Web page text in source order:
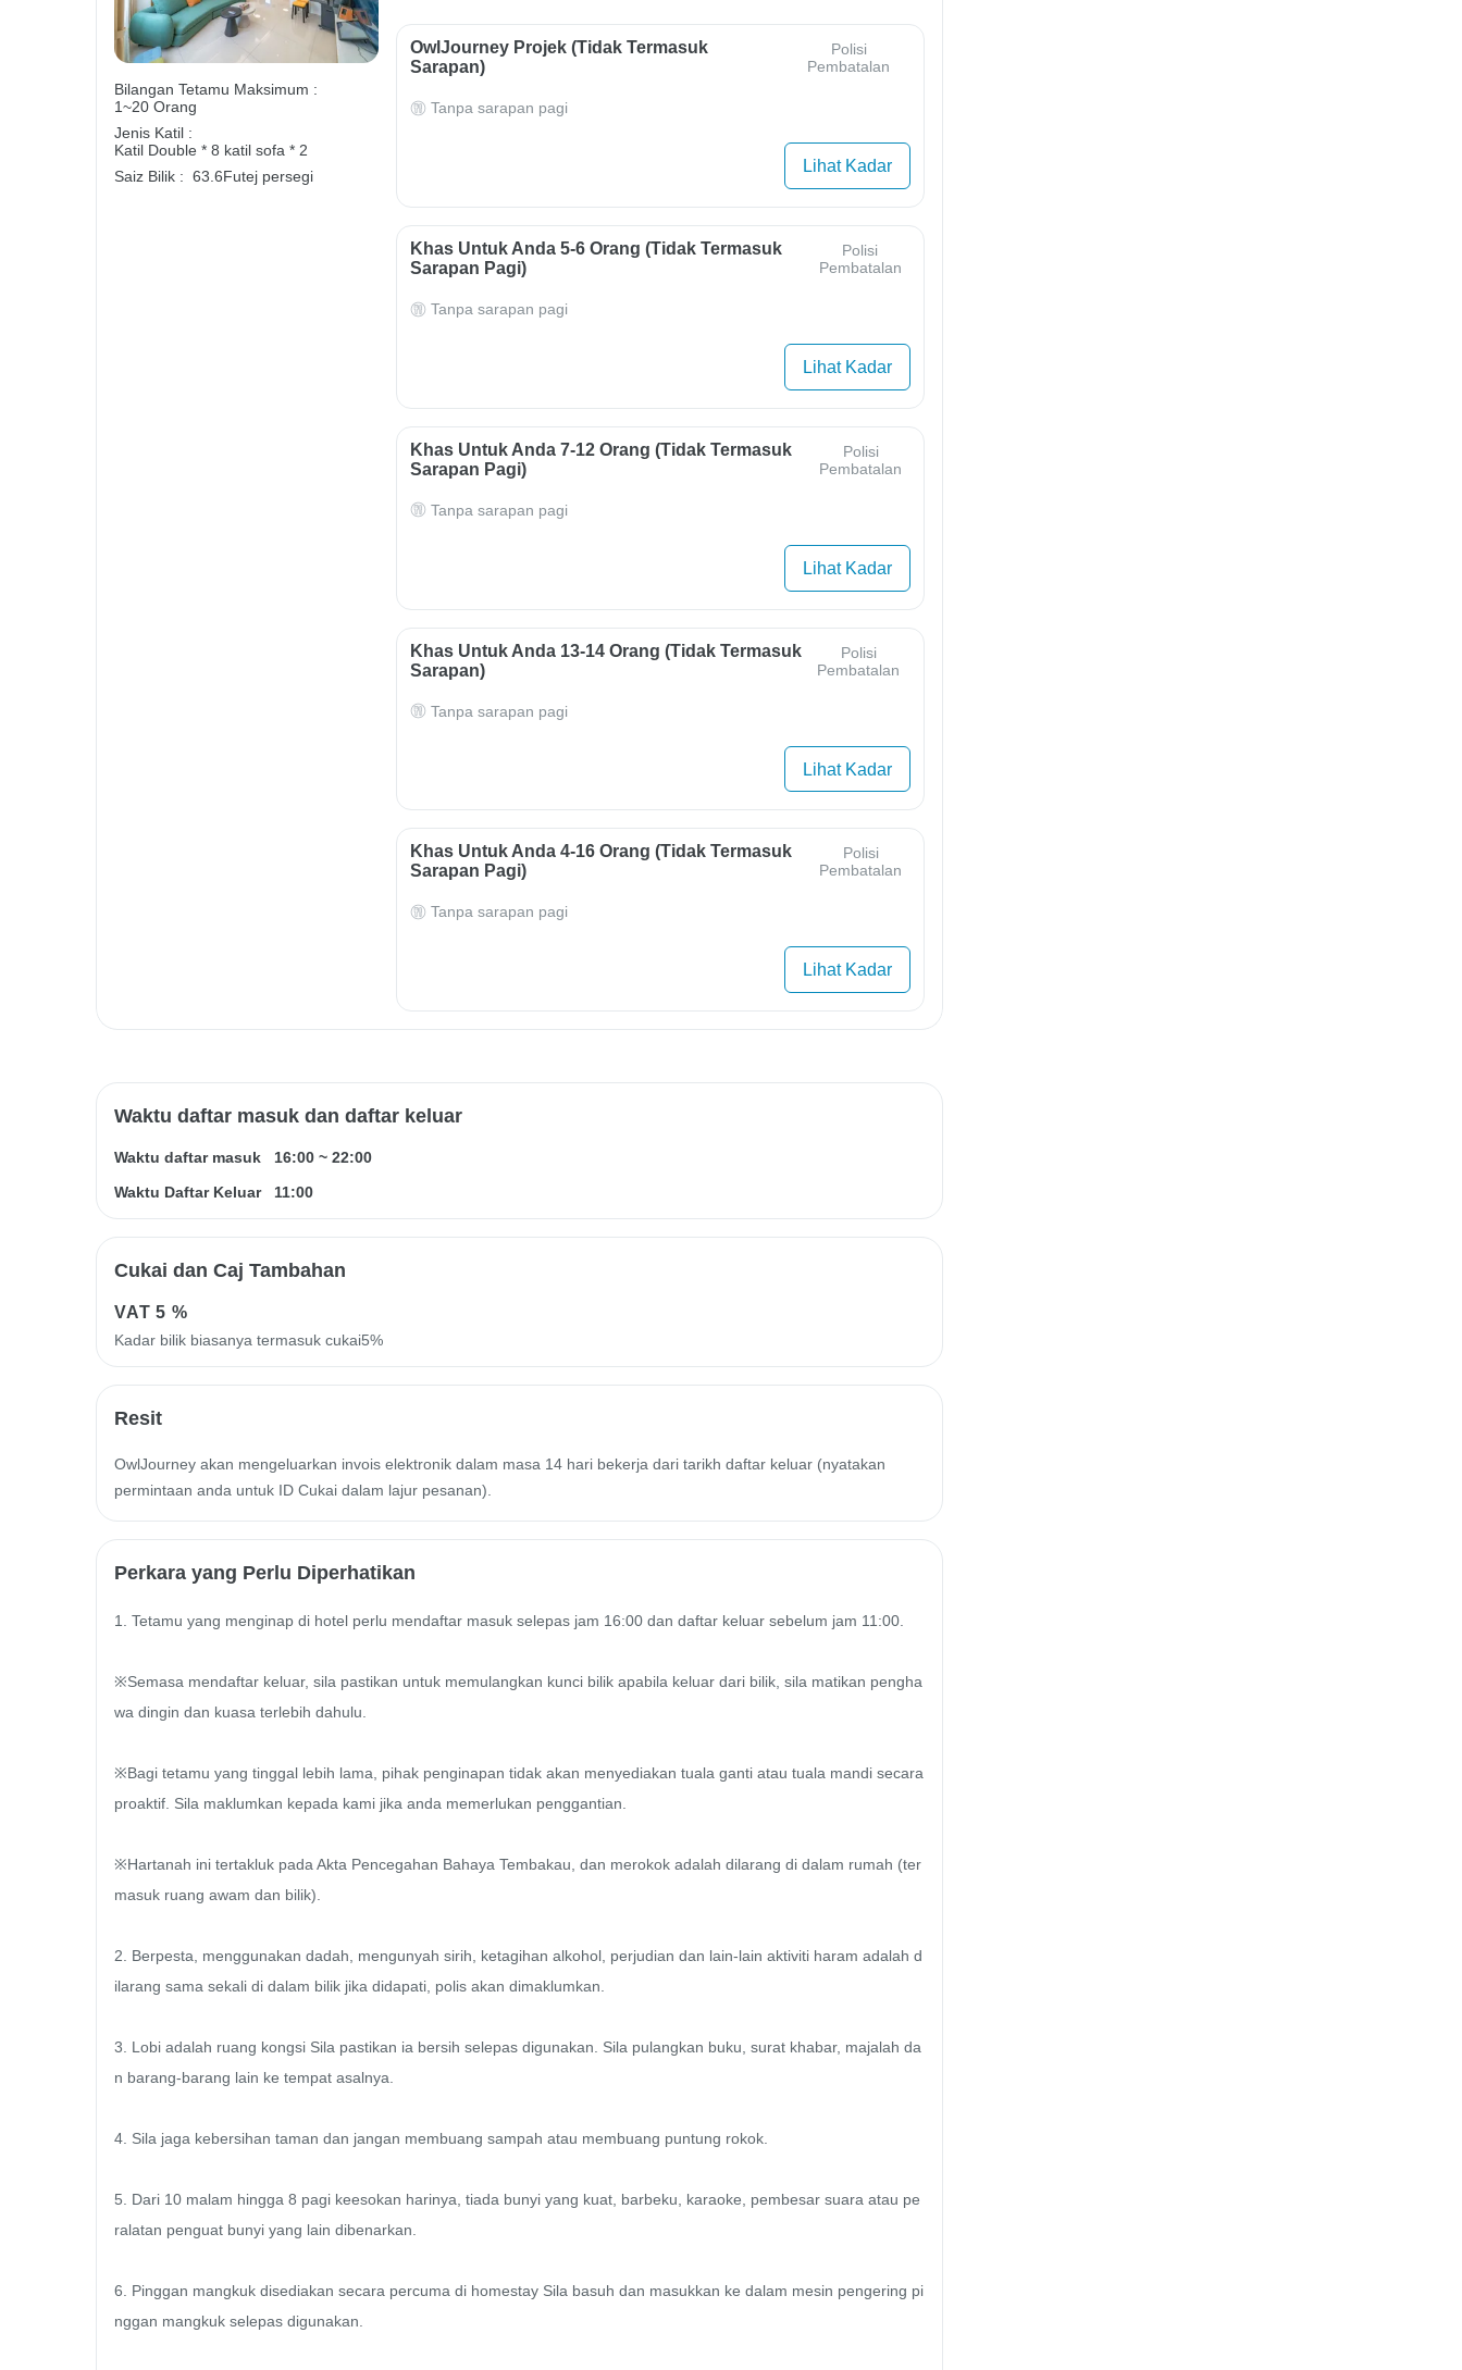
Bilangan Tetamu Maksimum :
1~20 Orang
Jenis Katil :
Katil Double * 8 katil sofa * 2
Saiz Bilik : 63.6Futej persegi
OwlJourney Projek (Tidak Termasuk
Sarapan)
Polisi
Pembatalan
Tanpa sarapan pagi
Lihat Kadar
Khas Untuk Anda 5-6 Orang (tidak Termasuk
Sarapan Pagi)
Polisi
Pembatalan
Tanpa sarapan pagi
Lihat Kadar
Khas Untuk Anda 7-12 Orang (tidak Termasuk
Sarapan Pagi)
Polisi
Pembatalan
Tanpa sarapan pagi
Lihat Kadar
Khas Untuk Anda 13-14 Orang (tidak Termasuk
Sarapan)
Polisi
Pembatalan
Tanpa sarapan pagi
Lihat Kadar
Khas Untuk Anda 4-16 Orang (tidak Termasuk
Sarapan Pagi)
Polisi
Pembatalan
Tanpa sarapan pagi
Lihat Kadar
Waktu daftar masuk dan daftar keluar
Waktu daftar masuk 16:00 ~ 22:00
Waktu Daftar Keluar
11:00
Cukai dan Caj Tambahan
VAT5 %
Kadar bilik biasanya termasuk cukai5%
Resit
OwlJourney akan mengeluarkan invois elektronik dalam masa 14 hari bekerja dari tarikh daftar keluar (nyatakan
permintaan anda untuk ID Cukai dalam lajur pesanan).
Perkara yang Perlu Diperhatikan
1. Tetamu yang menginap di hotel perlu mendaftar masuk selepas jam 16:00 dan daftar keluar sebelum jam 11:00.
※Semasa mendaftar keluar, sila pastikan untuk memulangkan kunci bilik apabila keluar dari bilik, sila matikan pengha
wa dingin dan kuasa terlebih dahulu.
※Bagi tetamu yang tinggal lebih lama, pihak penginapan tidak akan menyediakan tuala ganti atau tuala mandi secara
proaktif. Sila maklumkan kepada kami jika anda memerlukan penggantian.
※Hartanah ini tertakluk pada Akta Pencegahan Bahaya Tembakau, dan merokok adalah dilarang di dalam rumah (ter
masuk ruang awam dan bilik).
2. Berpesta, menggunakan dadah, mengunyah sirih, ketagihan alkohol, perjudian dan lain-lain aktiviti haram adalah d
ilarang sama sekali di dalam bilik jika didapati, polis akan dimaklumkan.
3. Lobi adalah ruang kongsi Sila pastikan ia bersih selepas digunakan. Sila pulangkan buku, surat khabar, majalah da
n barang-barang lain ke tempat asalnya.
4. Sila jaga kebersihan taman dan jangan membuang sampah atau membuang puntung rokok.
5. Dari 10 malam hingga 8 pagi keesokan harinya, tiada bunyi yang kuat, barbeku, karaoke, pembesar suara atau pe
ralatan penguat bunyi yang lain dibenarkan.
6. Pinggan mangkuk disediakan secara percuma di homestay Sila basuh dan masukkan ke dalam mesin pengering pi
nggan mangkuk selepas digunakan.